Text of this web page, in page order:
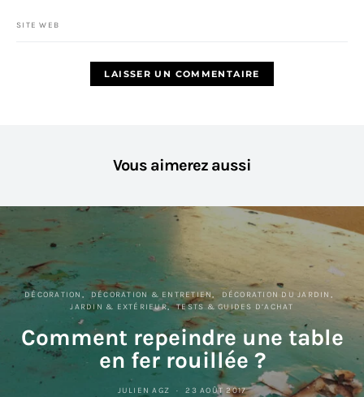
SITE WEB
Vous aimerez aussi
DÉCORATION DÉCORATION & ENTRETIEN
DÉCORATION DU JARDIN
JARDIN & EXTÉRIEUR
TESTS & GUIDES D’ACHAT
Comment repeindre une table
en fer rouillée ?
JULIEN AGZ 23 AOÛT 2017